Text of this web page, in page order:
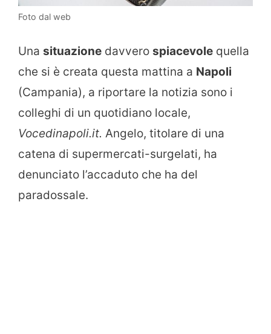
Foto dal web
Una situazione davvero spiacevole quella
che si è creata questa mattina a Napoli
(Campania), a riportare la notizia sono i
colleghi di un quotidiano locale,
Vocedinapoli.it. Angelo, titolare di una
catena di supermercati-surgelati, ha
denunciato l’accaduto che ha del
paradossale.